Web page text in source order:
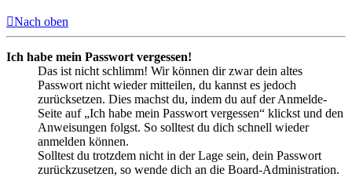
Nach oben
Ich habe mein Passwort vergessen!
Das ist nicht schlimm! Wir können dir zwar dein altes
Passwort nicht wieder mitteilen, du kannst es jedoch
zurücksetzen. Dies machst du, indem du auf der Anmelde-
Seite auf „Ich habe mein Passwort vergessen“ klickst und den
Anweisungen folgst. So solltest du dich schnell wieder
anmelden können.
Solltest du trotzdem nicht in der Lage sein, dein Passwort
zurückzusetzen, so wende dich an die Board-Administration.